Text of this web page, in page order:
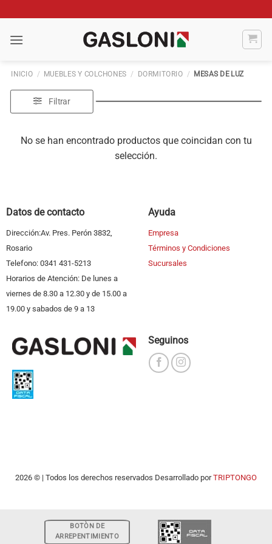
al
contenido
INICIO / MUEBLES Y COLCHONES / DORMITORIO / MESAS DE LUZ
Filtrar
No se han encontrado productos que coincidan con tu
selección.
Datos de contacto
Dirección:Av. Pres. Perón 3832,
Rosario
Telefono: 0341 431-5213
Horarios de Atención: De lunes a
viernes de 8.30 a 12.30 y de 15.00 a
19.00 y sabados de 9 a 13
Ayuda
Empresa
Términos y Condiciones
Sucursales
Seguinos
2026 © | Todos los derechos reservados Desarrollado porTRIPTONGO
BOTÒN DE
ARREPENTIMIENTO